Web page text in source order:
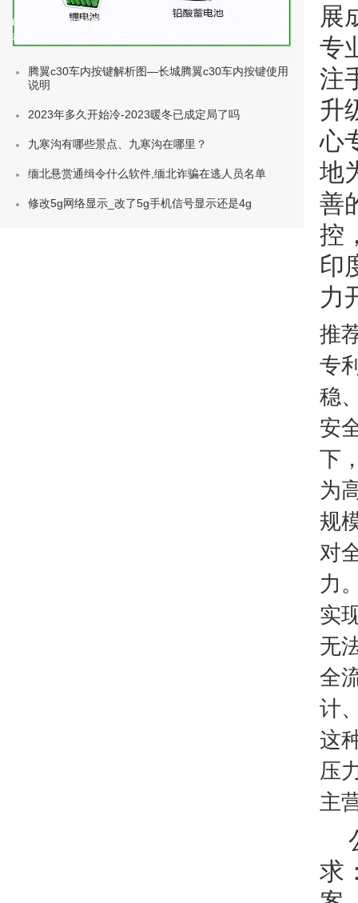
展
专
注
升
心
地
善
控
印
力
推
专
稳
安
下
为
规
对
力
实
无
全
计
这
压
主
求
电动车电池的种类及标准(电动车 电池
种类)
腾翼c30车内按键解析图—长城腾翼c30车内按键使用
说明
2023年多久开始冷-2023暖冬已成定局了吗
九寒沟有哪些景点、九寒沟在哪里？
缅北悬赏通缉令什么软件,缅北诈骗在逃人员名单
修改5g网络显示_改了5g手机信号显示还是4g